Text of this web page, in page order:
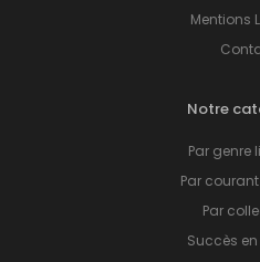
Mentions
Notre
Par genre
Par
Par
Succès